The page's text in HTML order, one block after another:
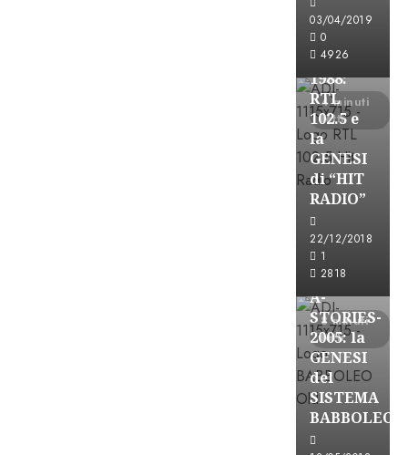
03/04/2019
0
4926
4 minuti
letti
FREE
A-
STORIES-
1988:
RTL
102.5 e
la
GENESI
di “HIT
RADIO”
22/12/2018
1
2818
8 minuti
letti
Formazione
FREE
A-
STORIES-
2005: la
GENESI
del
SISTEMA
BABBOLEO